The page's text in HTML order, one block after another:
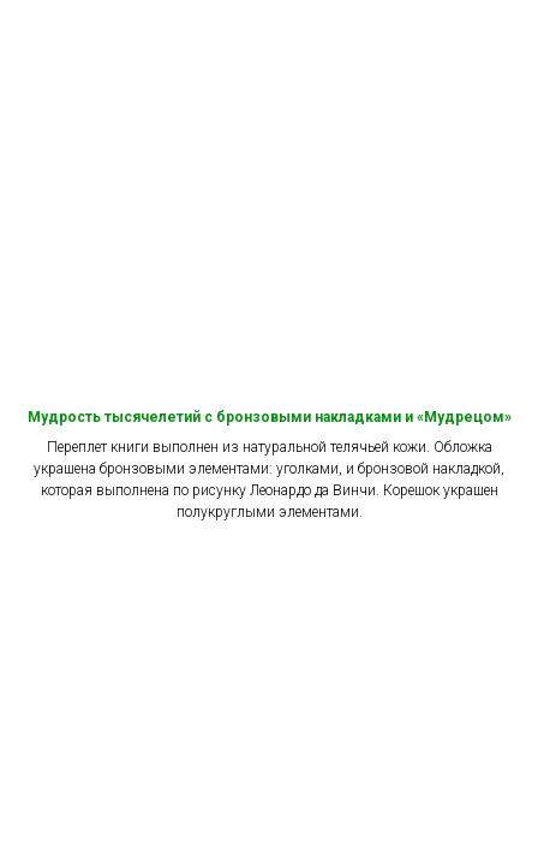
Мудрость тысячелетий с бронзовыми накладками и «Мудрецом»
Переплет книги выполнен из натуральной телячьей кожи. Обложка
украшена бронзовыми элементами: уголками, и бронзовой накладкой,
которая выполнена по рисунку Леонардо да Винчи. Корешок украшен
полукруглыми элементами.